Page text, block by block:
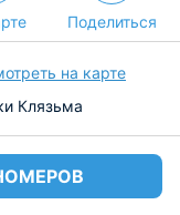
Поделиться
на карте
Клязьма